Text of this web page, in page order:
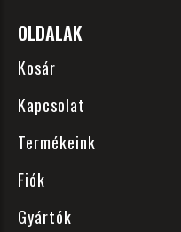
OLDALAK
Kosár
Kapcsolat
Termékeink
Fiók
Gyártók